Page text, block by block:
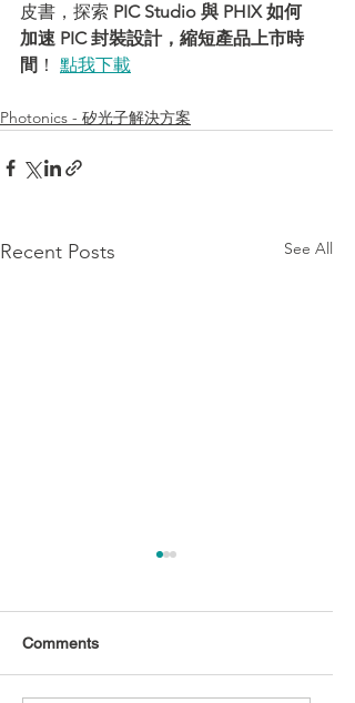
皮書，探索 PIC Studio 與 PHIX 如何
加速 PIC 封裝設計，縮短產品上市時
間 ！ 點我下載
Photonics - 矽光子解決方案
Recent Posts See All
Comments